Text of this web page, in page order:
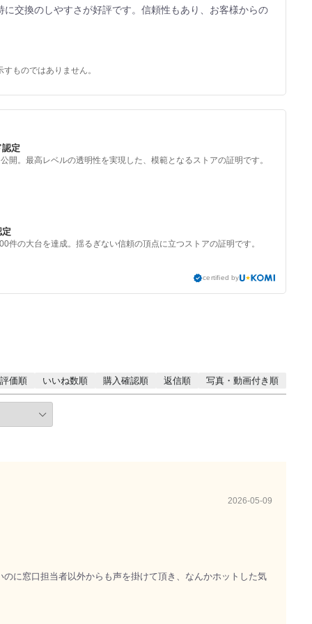
交換のしやすさが好評です。信頼性もあり、お客様からの
ものではありません。
定
開。最高レベルの透明性を実現した、模範となるストアの証明です。
件の大台を達成。揺るぎない信頼の頂点に立つストアの証明です。
certified by
評価順 いいね数順 購入確認順 返信順 写真・動画付き順
2026-05-09
に窓口担当者以外からも声を掛けて頂き、なんかホットした気